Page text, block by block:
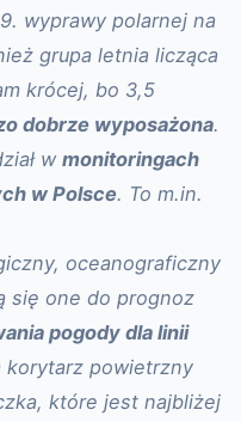
wyprawy polarnej na
grupa letnia licząca
krócej, bo 3,5
dobrze wyposażona.
w monitoringach
w Polsce. To m.in.
oceanograficzny
się one do prognoz
pogody dla linii
korytarz powietrzny
które jest najbliżej